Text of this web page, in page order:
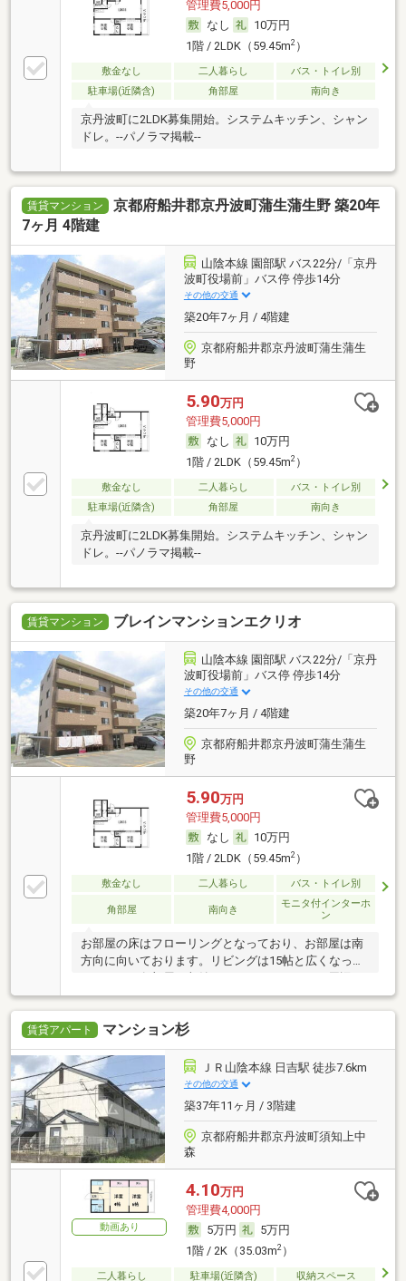
管理費5,000円
なし
10万円
1階 / 2LDK（59.45m2）
敷金なし 二人暮らし
バス・トイレ別
駐車場(近隣含)
角部屋 南向き
京丹波町に2LDK募集開始。システムキッチン、シャン
ドレ。--パノラマ掲載--
賃貸マンション
京都府船井郡京丹波町蒲生蒲生野 築20年
7ヶ月 4階建
山陰本線 園部駅 バス22分/「京丹
波町役場前」バス停 停歩14分
その他の交通
築20年7ヶ月 / 4階建
京都府船井郡京丹波町蒲生蒲生
野
5.90万円
管理費5,000円
なし
10万円
1階 / 2LDK（59.45m2）
敷金なし 二人暮らし
バス・トイレ別
駐車場(近隣含)
角部屋 南向き
京丹波町に2LDK募集開始。システムキッチン、シャン
ドレ。--パノラマ掲載--
賃貸マンション ブレインマンションエクリオ
山陰本線 園部駅 バス22分/「京丹
波町役場前」バス停 停歩14分
その他の交通
築20年7ヶ月 / 4階建
京都府船井郡京丹波町蒲生蒲生
野
5.90万円
管理費5,000円
なし
10万円
1階 / 2LDK（59.45m2）
敷金なし 二人暮らし バス・トイレ別
角部屋 南向き
モニタ付インターホ
ン
お部屋の床はフローリングとなっており、お部屋は南
方向に向いております。リビングは15帖と広くなって
はファミリーマート 京丹波蒲生店があり便利です。
賃貸アパート マンション杉
ＪＲ山陰本線 日吉駅 徒歩7.6km
その他の交通
築37年11ヶ月 / 3階建
京都府船井郡京丹波町須知上中
森
動画あり
4.10万円
管理費4,000円
5万円
5万円
1階 / 2K（35.03m2）
二人暮らし 駐車場(近隣含) 収納スペース